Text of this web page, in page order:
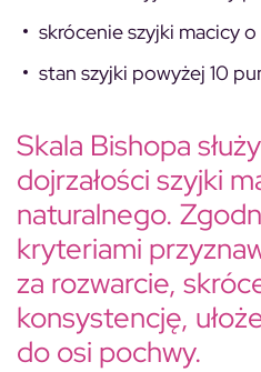
skrócenie szyjki macicy o
stan szyjki powyżej 10
Skala Bishopa
dojrzałości szyjki
naturalnego.
kryteriami
za rozwarcie,
konsystencję,
do osi pochwy.